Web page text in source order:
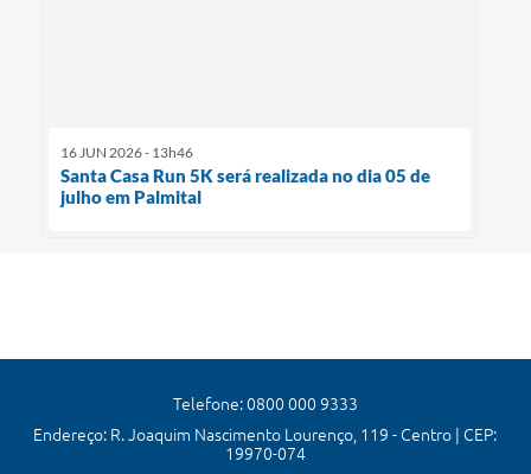
16 JUN 2026 - 13h46
Santa Casa Run 5K será realizada no dia 05 de
julho em Palmital
Telefone: 0800 000 9333
Endereço: R. Joaquim Nascimento Lourenço, 119 - Centro | CEP:
19970-074